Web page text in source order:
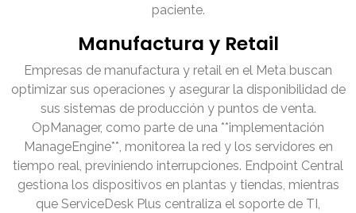
paciente.
Manufactura y Retail
Empresas de manufactura y retail en el Meta buscan
optimizar sus operaciones y asegurar la disponibilidad de
sus sistemas de producción y puntos de venta.
OpManager, como parte de una **implementación
ManageEngine**, monitorea la red y los servidores en
tiempo real, previniendo interrupciones. Endpoint Central
gestiona los dispositivos en plantas y tiendas, mientras
que ServiceDesk Plus centraliza el soporte de TI,